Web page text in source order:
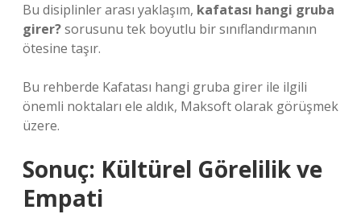
Bu disiplinler arası yaklaşım, kafatası hangi gruba
girer?sorusunu tek boyutlu bir sınıflandırmanın
ötesine taşır.
Bu rehberde Kafatası hangi gruba girer ile ilgili
önemli noktaları ele aldık, Maksoft olarak görüşmek
üzere.
Sonuç: Kültürel Görelilik ve
Empati